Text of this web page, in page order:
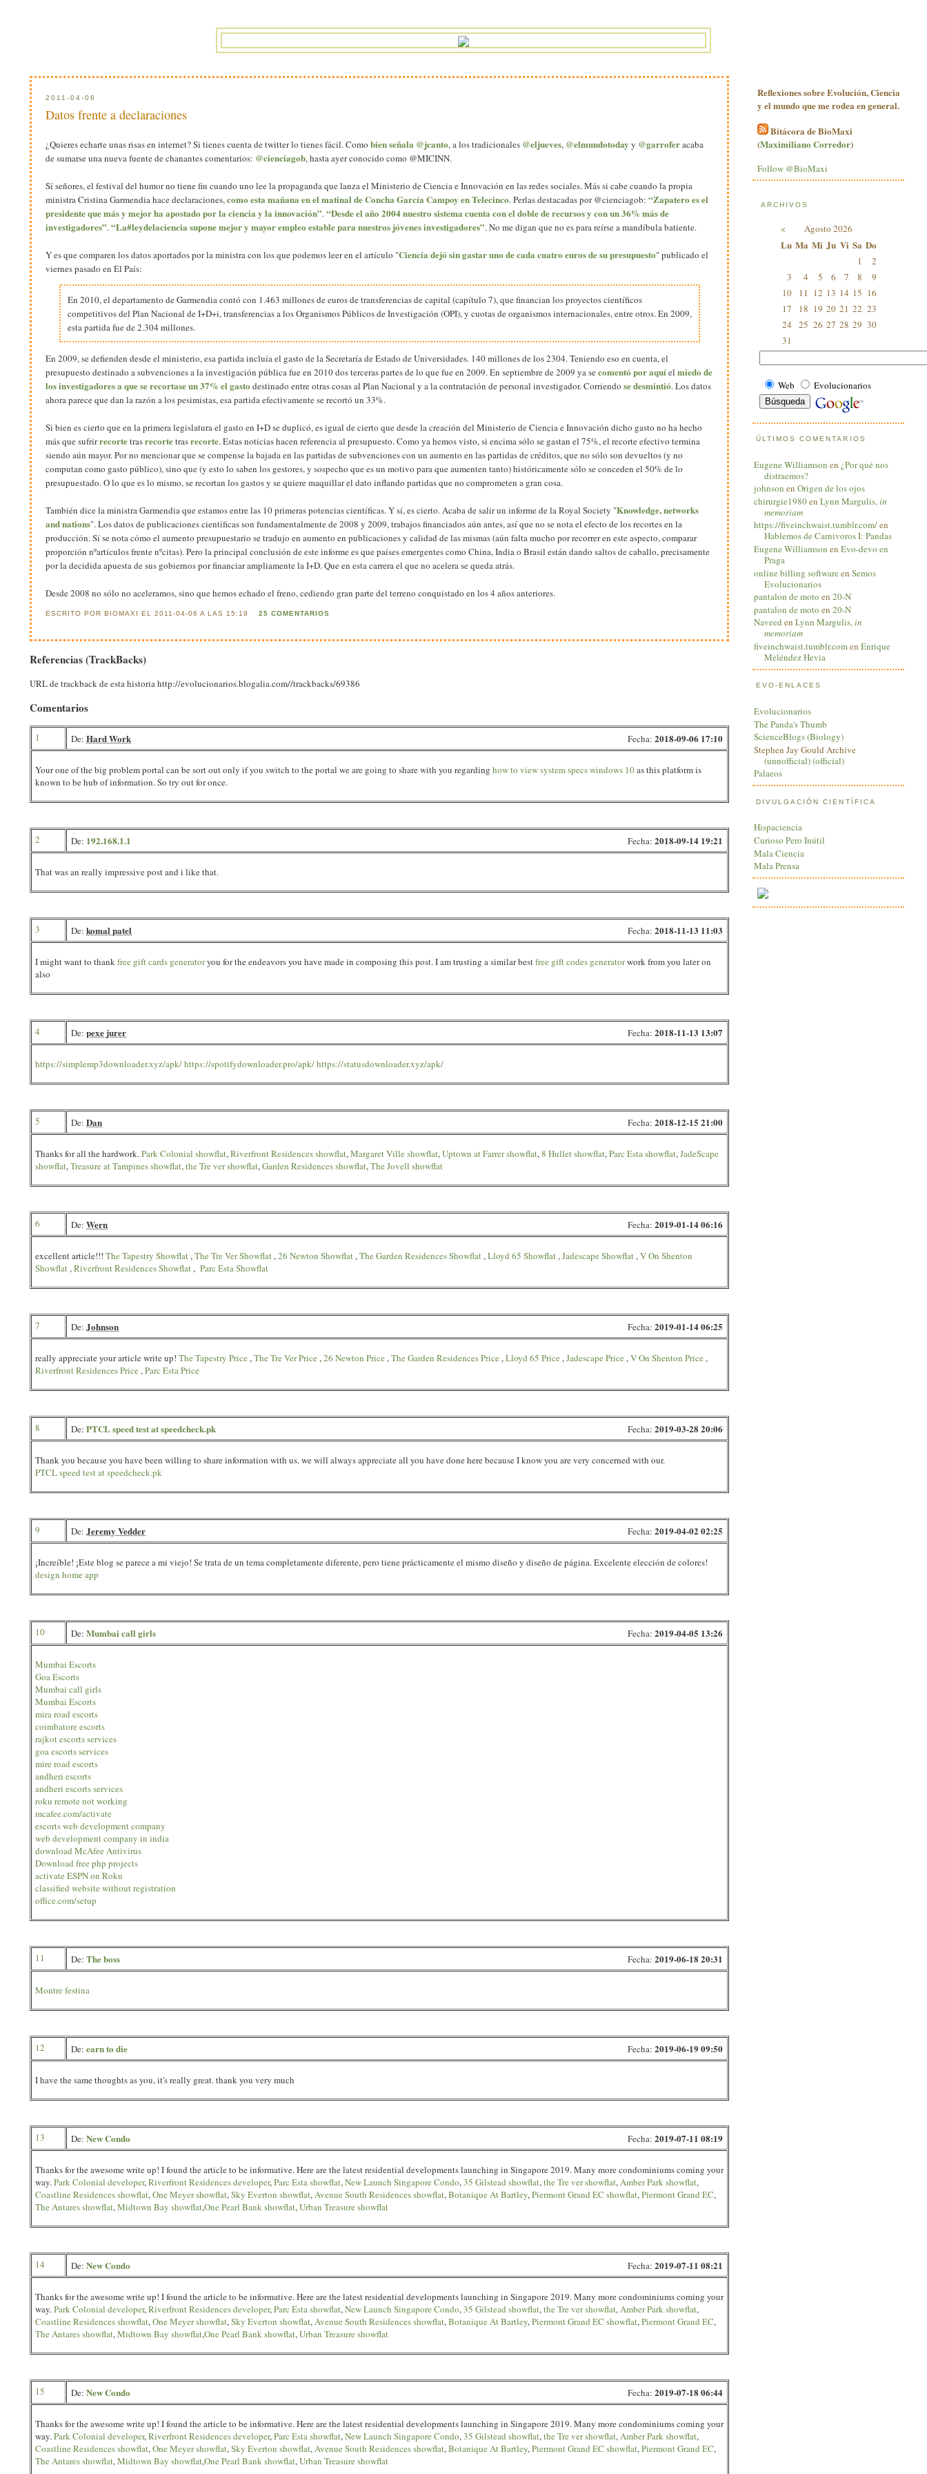
2011-04-06
Datos frente a declaraciones
¿Quieres echarte unas risas en internet? Si tienes cuenta de twitter lo tienes fácil. Como bien señala @jcanto, a los tradicionales @eljueves, @elmundotoday y @garroferacaba
de sumarse una nueva fuente de chanantes comentarios: @cienciagob, hasta ayer conocido como @MICINN.
Sí señores, el festival del humor no tiene fin cuando uno lee la propaganda que lanza el Ministerio de Ciencia e Innovación en las redes sociales. Más si cabe cuando la propia
ministra Cristina Garmendia hace declaraciones, como esta mañana en el matinal de Concha García Campoy en Telecinco. Perlas destacadas por @cienciagob: “Zapatero es el
presidente que más y mejor ha apostado por la ciencia y la innovación”. “Desde el año 2004 nuestro sistema cuenta con el doble de recursos y con un 36% más de
investigadores”. “La#leydelaciencia supone mejor y mayor empleo estable para nuestros jóvenes investigadores”. No me digan que no es para reírse a mandíbula batiente.
Y es que comparen los datos aportados por la ministra con los que podemos leer en el artículo "Ciencia dejó sin gastar uno de cada cuatro euros de su presupuesto" publicado el
viernes pasado en El País:
En 2010, el departamento de Garmendia contó con 1.463 millones de euros de transferencias de capital (capítulo 7), que financian los proyectos científicos
competitivos del Plan Nacional de I+D+i, transferencias a los Organismos Públicos de Investigación (OPI), y cuotas de organismos internacionales, entre otros. En 2009,
esta partida fue de 2.304 millones.
En 2009, se defienden desde el ministerio, esa partida incluía el gasto de la Secretaría de Estado de Universidades. 140 millones de los 2304. Teniendo eso en cuenta, el
presupuesto destinado a subvenciones a la investigación pública fue en 2010 dos terceras partes de lo que fue en 2009. En septiembre de 2009 ya secomentó por aquíel miedo de
los investigadores a que se recortase un 37% el gasto destinado entre otras cosas al Plan Nacional y a la contratación de personal investigador. Corriendo se desmintió. Los datos
ahora parece que dan la razón a los pesimistas, esa partida efectivamente se recortó un 33%.
Si bien es cierto que en la primera legislatura el gasto en I+D se duplicó, es igual de cierto que desde la creación del Ministerio de Ciencia e Innovación dicho gasto no ha hecho
más que sufrirrecortetrasrecortetrasrecorte. Estas noticias hacen referencia al presupuesto. Como ya hemos visto, si encima sólo se gastan el 75%, el recorte efectivo termina
siendo aún mayor. Por no mencionar que se compense la bajada en las partidas de subvenciones con un aumento en las partidas de créditos, que no sólo son devueltos (y no
computan como gasto público), sino que (y esto lo saben los gestores, y sospecho que es un motivo para que aumenten tanto) históricamente sólo se conceden el 50% de lo
presupuestado. O lo que es lo mismo, se recortan los gastos y se quiere maquillar el dato inflando partidas que no comprometen a gran cosa.
También dice la ministra Garmendia que estamos entre las 10 primeras potencias científicas. Y sí, es cierto. Acaba de salir un informe de la Royal Society "Knowledge, networks
and nations". Los datos de publicaciones científicas son fundamentalmente de 2008 y 2009, trabajos financiados aún antes, así que no se nota el efecto de los recortes en la
producción. Sí se nota cómo el aumento presupuestario se tradujo en aumento en publicaciones y calidad de las mismas (aún falta mucho por recorrer en este aspecto, comparar
proporción nºartículos frente nºcitas). Pero la principal conclusión de este informe es que países emergentes como China, India o Brasil están dando saltos de caballo, precisamente
por la decidida apuesta de sus gobiernos por financiar ampliamente la I+D. Que en esta carrera el que no acelera se queda atrás.
Desde 2008 no sólo no aceleramos, sino que hemos echado el freno, cediendo gran parte del terreno conquistado en los 4 años anteriores.
ESCRITO POR BIOMAXI EL 2011-04-06 A LAS 15:19 25 COMENTARIOS
Referencias (TrackBacks)
URL de trackback de esta historia http://evolucionarios.blogalia.com//trackbacks/69386
Comentarios
1 De: Hard Work Fecha: 2018-09-06 17:10
Your one of the big problem portal can be sort out only if you switch to the portal we are going to share with you regarding how to view system specs windows 10as this platform is
known to be hub of information. So try out for once.
2 De: 192.168.1.1 Fecha: 2018-09-14 19:21
That was an really impressive post and i like that.
3 De: komal patel Fecha: 2018-11-13 11:03
I might want to thankfree gift cards generatoryou for the endeavors you have made in composing this post. I am trusting a similar bestfree gift codes generatorwork from you later on
also
4 De: pexe jurer Fecha: 2018-11-13 13:07
https://simplemp3downloader.xyz/apk/https://spotifydownloader.pro/apk/https://statusdownloader.xyz/apk/
5 De: Dan Fecha: 2018-12-15 21:00
Thanks for all the hardwork.Park Colonial showflat,Riverfront Residences showflat,Margaret Ville showflat,Uptown at Farrer showflat,8 Hullet showflat,Parc Esta showflat,JadeScape
showflat,Treasure at Tampines showflat,the Tre ver showflat,Garden Residences showflat,The Jovell showflat
6 De: Wern Fecha: 2019-01-14 06:16
excellent article!!! The Tapestry Showflat,The Tre Ver Showflat,26 Newton Showflat,The Garden Residences Showflat,Lloyd 65 Showflat,Jadescape Showflat,V On Shenton
Showflat,Riverfront Residences Showflat, Parc Esta Showflat
7 De: Johnson Fecha: 2019-01-14 06:25
really appreciate your article write up! The Tapestry Price ,The Tre Ver Price ,26 Newton Price ,The Garden Residences Price ,Lloyd 65 Price ,Jadescape Price ,V On Shenton Price ,
Riverfront Residences Price ,Parc Esta Price
8 De: PTCL speed test at speedcheck.pk Fecha: 2019-03-28 20:06
Thank you because you have been willing to share information with us. we will always appreciate all you have done here because I know you are very concerned with our.
PTCL speed test at speedcheck.pk
9 De: Jeremy Vedder Fecha: 2019-04-02 02:25
¡Increíble! ¡Este blog se parece a mi viejo! Se trata de un tema completamente diferente, pero tiene prácticamente el mismo diseño y diseño de página. Excelente elección de colores!
design home app
10 De: Mumbai call girls Fecha: 2019-04-05 13:26
Mumbai Escorts
Goa Escorts
Mumbai call girls
Mumbai Escorts
mira road escorts
coimbatore escorts
rajkot escorts services
goa escorts services
mire road escorts
andheri escorts
andheri escorts services
roku remote not working
mcafee.com/activate
escorts web development company
web development company in india
download McAfee Antivirus
Download free php projects
activate ESPN on Roku
classified website without registration
office.com/setup
11 De: The boss Fecha: 2019-06-18 20:31
Montre festina
12 De: earn to die Fecha: 2019-06-19 09:50
I have the same thoughts as you, it's really great. thank you very much
13 De: New Condo Fecha: 2019-07-11 08:19
Thanks for the awesome write up! I found the article to be informative. Here are the latest residential developments launching in Singapore 2019. Many more condominiums coming your
way.Park Colonial developer,Riverfront Residences developer,Parc Esta showflat,New Launch Singapore Condo,35 Gilstead showflat,the Tre ver showflat,Amber Park showflat,
Coastline Residences showflat,One Meyer showflat,Sky Everton showflat,Avenue South Residences showflat,Botanique At Bartley,Piermont Grand EC showflat,Piermont Grand EC,
The Antares showflat,Midtown Bay showflat,One Pearl Bank showflat,Urban Treasure showflat
14 De: New Condo Fecha: 2019-07-11 08:21
Thanks for the awesome write up! I found the article to be informative. Here are the latest residential developments launching in Singapore 2019. Many more condominiums coming your
way.Park Colonial developer,Riverfront Residences developer,Parc Esta showflat,New Launch Singapore Condo,35 Gilstead showflat,the Tre ver showflat,Amber Park showflat,
Coastline Residences showflat,One Meyer showflat,Sky Everton showflat,Avenue South Residences showflat,Botanique At Bartley,Piermont Grand EC showflat,Piermont Grand EC,
The Antares showflat,Midtown Bay showflat,One Pearl Bank showflat,Urban Treasure showflat
15 De: New Condo Fecha: 2019-07-18 06:44
Thanks for the awesome write up! I found the article to be informative. Here are the latest residential developments launching in Singapore 2019. Many more condominiums coming your
way.Park Colonial developer,Riverfront Residences developer,Parc Esta showflat,New Launch Singapore Condo,35 Gilstead showflat,the Tre ver showflat,Amber Park showflat,
Coastline Residences showflat,One Meyer showflat,Sky Everton showflat,Avenue South Residences showflat,Botanique At Bartley,Piermont Grand EC showflat,Piermont Grand EC,
The Antares showflat,Midtown Bay showflat,One Pearl Bank showflat,Urban Treasure showflat
Reflexiones sobre Evolución, Ciencia
y el mundo que me rodea en general.
Bitácora de BioMaxi
(Maximiliano Corredor)
Follow @BioMaxi
ARCHIVOS
< Agosto 2026
Lu Ma Mi Ju Vi Sa Do
1
2
3
4 5 6 7 8
9
10
11 12 13 14 15 16
17
18 19 20 21 22 23
24
25 26 27 28 29 30
31
Web Evolucionarios
ÚLTIMOS COMENTARIOS
Eugene Williamson en ¿Por qué nos
distraemos?
johnson en Origen de los ojos
chirurgie1980en Lynn Margulis,in
memoriam
https://fiveinchwaist.tumblr.com/en
Hablemos de Carnivoros I: Pandas
Eugene Williamson en Evo-devo en
Praga
online billing software en Semos
Evolucionarios
pantalon de moto en 20-N
pantalon de moto en 20-N
Naveed en Lynn Margulis,in
memoriam
fiveinchwaist.tumblr.comen Enrique
Meléndez Hevia
EVO-ENLACES
Evolucionarios
The Panda's Thumb
ScienceBlogs (Biology)
Stephen Jay Gould Archive
(unnofficial)(official)
Palaeos
DIVULGACIÓN CIENTÍFICA
Hispaciencia
Curioso Pero Inútil
Mala Ciencia
Mala Prensa